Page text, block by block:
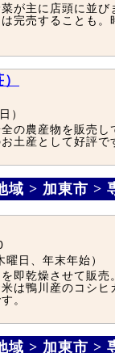
が主に店頭に並
完売することも
）
の農産物を販売
土産として好評で
域 > 加東市 >
日、年末年始）
即乾燥させて販
は鴨川産のコシ
。
域 > 加東市 >